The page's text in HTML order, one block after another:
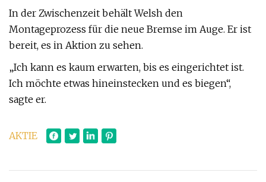
In der Zwischenzeit behält Welsh den
Montageprozess für die neue Bremse im Auge. Er ist
bereit, es in Aktion zu sehen.
„Ich kann es kaum erwarten, bis es eingerichtet ist.
Ich möchte etwas hineinstecken und es biegen“,
sagte er.
AKTIE